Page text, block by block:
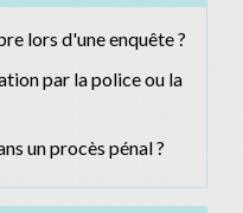
lors d'une enquête ?
par la police ou la
un procès pénal ?